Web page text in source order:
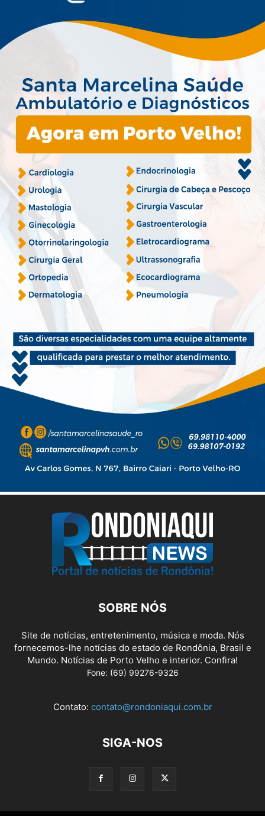
SOBRE NÓS
Site de notícias, entretenimento, música e moda. Nós
fornecemos-lhe notícias do estado de Rondônia, Brasil e
Mundo. Notícias de Porto Velho e interior. Confira!
Fone: (69) 99276-9326
Contato: contato@rondoniaqui.com.br
SIGA-NOS